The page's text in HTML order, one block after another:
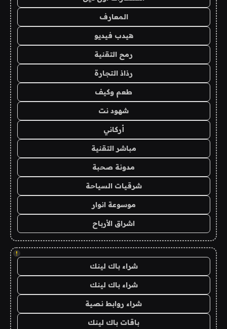
المعارف
هيدب فيديو
رمح التقنية
رذاذ التجارة
طعم وكيف
شهود نت
أركاني
مباشر التقنية
مدونة صحبة
شرقيات السياحة
موسوعة انوار
اشراق الأرباح
!
شراء باك لينك
شراء باك لينك
شراء روابط نصية
باقات باك لينك